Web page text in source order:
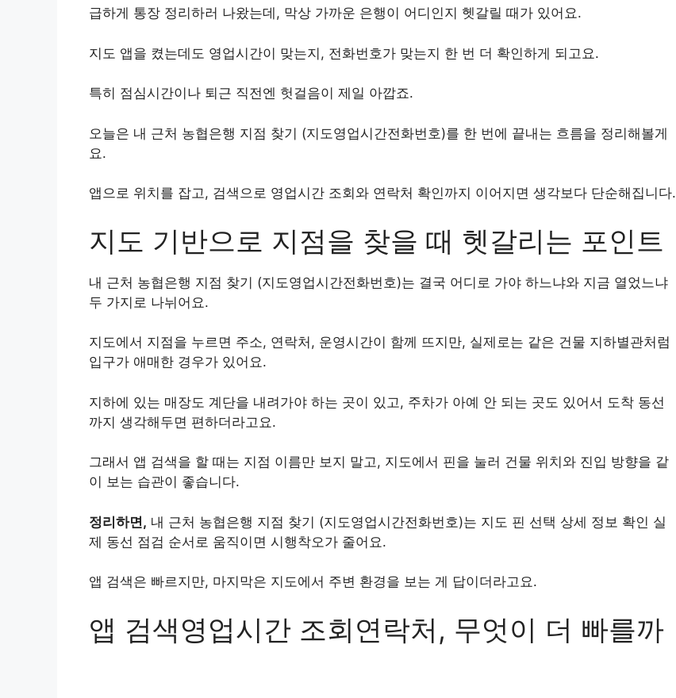
급하게 통장 정리하러 나왔는데, 막상 가까운 은행이 어디인지 헷갈릴 때가 있어요.
지도 앱을 켰는데도 영업시간이 맞는지, 전화번호가 맞는지 한 번 더 확인하게 되고요.
특히 점심시간이나 퇴근 직전엔 헛걸음이 제일 아깝죠.
오늘은 내 근처 농협은행 지점 찾기 (지도영업시간전화번호)를 한 번에 끝내는 흐름을 정리해볼게
요.
앱으로 위치를 잡고, 검색으로 영업시간 조회와 연락처 확인까지 이어지면 생각보다 단순해집니다.
지도 기반으로 지점을 찾을 때 헷갈리는 포인트
내 근처 농협은행 지점 찾기 (지도영업시간전화번호)는 결국 어디로 가야 하느냐와 지금 열었느냐
두 가지로 나뉘어요.
지도에서 지점을 누르면 주소, 연락처, 운영시간이 함께 뜨지만, 실제로는 같은 건물 지하별관처럼
입구가 애매한 경우가 있어요.
지하에 있는 매장도 계단을 내려가야 하는 곳이 있고, 주차가 아예 안 되는 곳도 있어서 도착 동선
까지 생각해두면 편하더라고요.
그래서 앱 검색을 할 때는 지점 이름만 보지 말고, 지도에서 핀을 눌러 건물 위치와 진입 방향을 같
이 보는 습관이 좋습니다.
정리하면, 내 근처 농협은행 지점 찾기 (지도영업시간전화번호)는 지도 핀 선택 상세 정보 확인 실
제 동선 점검 순서로 움직이면 시행착오가 줄어요.
앱 검색은 빠르지만, 마지막은 지도에서 주변 환경을 보는 게 답이더라고요.
앱 검색영업시간 조회연락처, 무엇이 더 빠를까